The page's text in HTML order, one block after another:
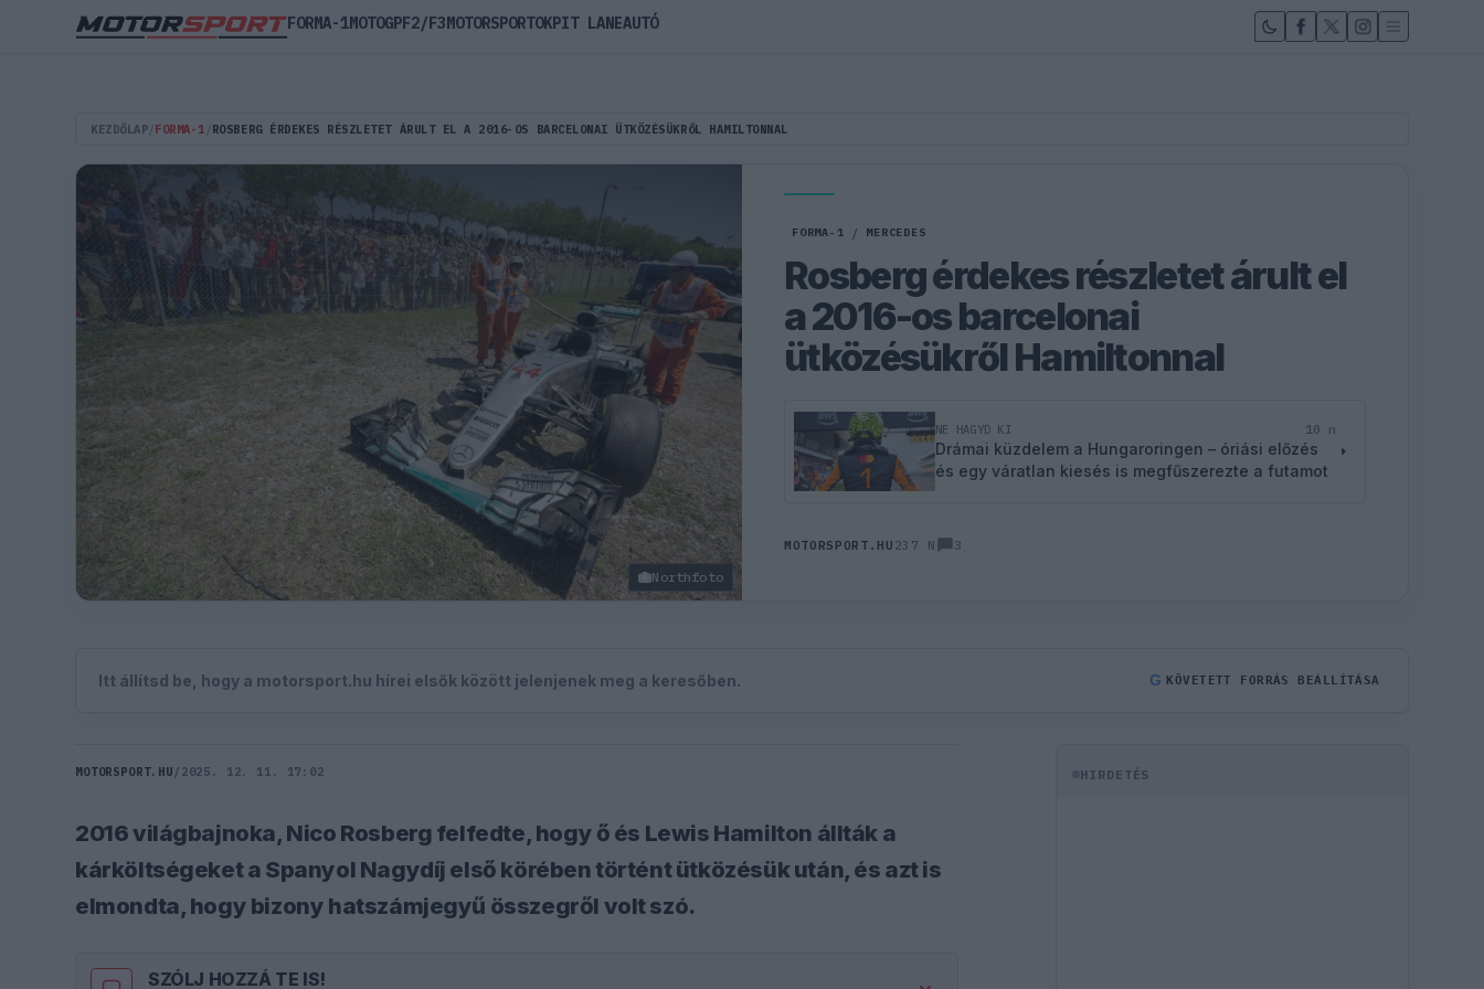
KEZDŐLAP FORMA-1 ROSBERG ÉRDEKES RÉSZLETET ÁRULT EL A 2016-OS BARCELONAI ÜTKÖZÉSÜKRŐL HAMILTONNAL
Northfoto
FORMA-1 / MERCEDES
Rosberg érdekes részletet árult el
a 2016-os barcelonai
ütközésükről Hamiltonnal
NE HAGYD KI 10 n
Drámai küzdelem a Hungaroringen – óriási előzés
és egy váratlan kiesés is megfűszerezte a futamot
MOTORSPORT.HU 237 N 3
Itt állítsd be, hogy a motorsport.hu hírei elsők között jelenjenek meg a keresőben. G KÖVETETT FORRÁS BEÁLLÍTÁSA
MOTORSPORT.HU / 2025. 12. 11. 17:02
2016 világbajnoka, Nico Rosberg felfedte, hogy ő és Lewis Hamilton állták a
kárköltségeket a Spanyol Nagydíj első körében történt ütközésük után, és azt is
elmondta, hogy bizony hatszámjegyű összegről volt szó.
SZÓLJ HOZZÁ TE IS!
HIRDETÉS
FORMA-1MOTOGPF2/F3MOTORSPORTOKPIT LANEAUTÓ